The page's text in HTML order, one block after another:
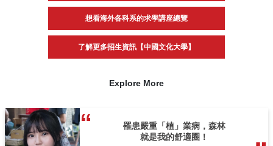
想看海外各科系的求學講座總覽
了解更多招生資訊【中國文化大學】
Explore More
罹患嚴重「植」業病，森林
就是我的舒適圈！